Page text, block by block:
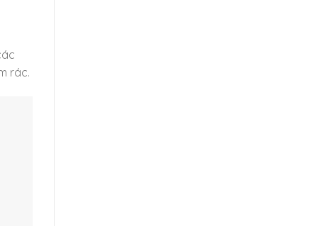
rác.